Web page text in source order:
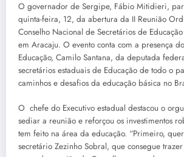
O governador de Sergipe, Fábio Mitidieri,
quinta-feira, 12, da abertura da II Reunião
Conselho Nacional de Secretários de
em Aracaju. O evento conta com a presença
Educação, Camilo Santana, da deputada
secretários estaduais de Educação de todo o
caminhos e desafios da educação básica no
O chefe do Executivo estadual destacou o
sediar a reunião e reforçou os investimentos
tem feito na área da educação. “Primeiro,
secretário Zezinho Sobral, que consegue